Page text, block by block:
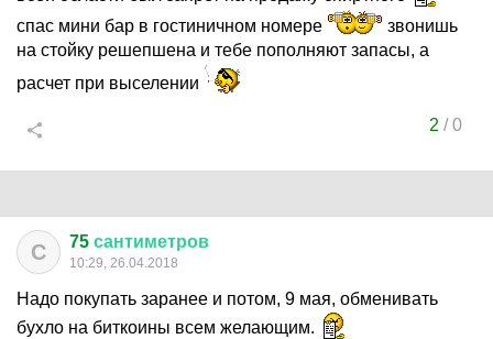
спас мини бар в гостиничном номере
звонишь
на стойку решепшена и тебе пополняют запасы, а
расчет при выселении
2 /0
С 75 сантиметров
10:29, 26.04.2018
Надо покупать заранее и потом, 9 мая, обменивать
бухло на биткоины всем желающим.